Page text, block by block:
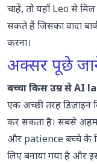
चाहें, तोयहाँ Leo से
सकते हैं जिसका वादा
करना।
अक्सर पूछे
बच्चा किस उम्र से
एक अच्छी तरह डिज़ाइन
कर सकता है। सबसे
और patience बच्चे के
लिए बनाया गया है और